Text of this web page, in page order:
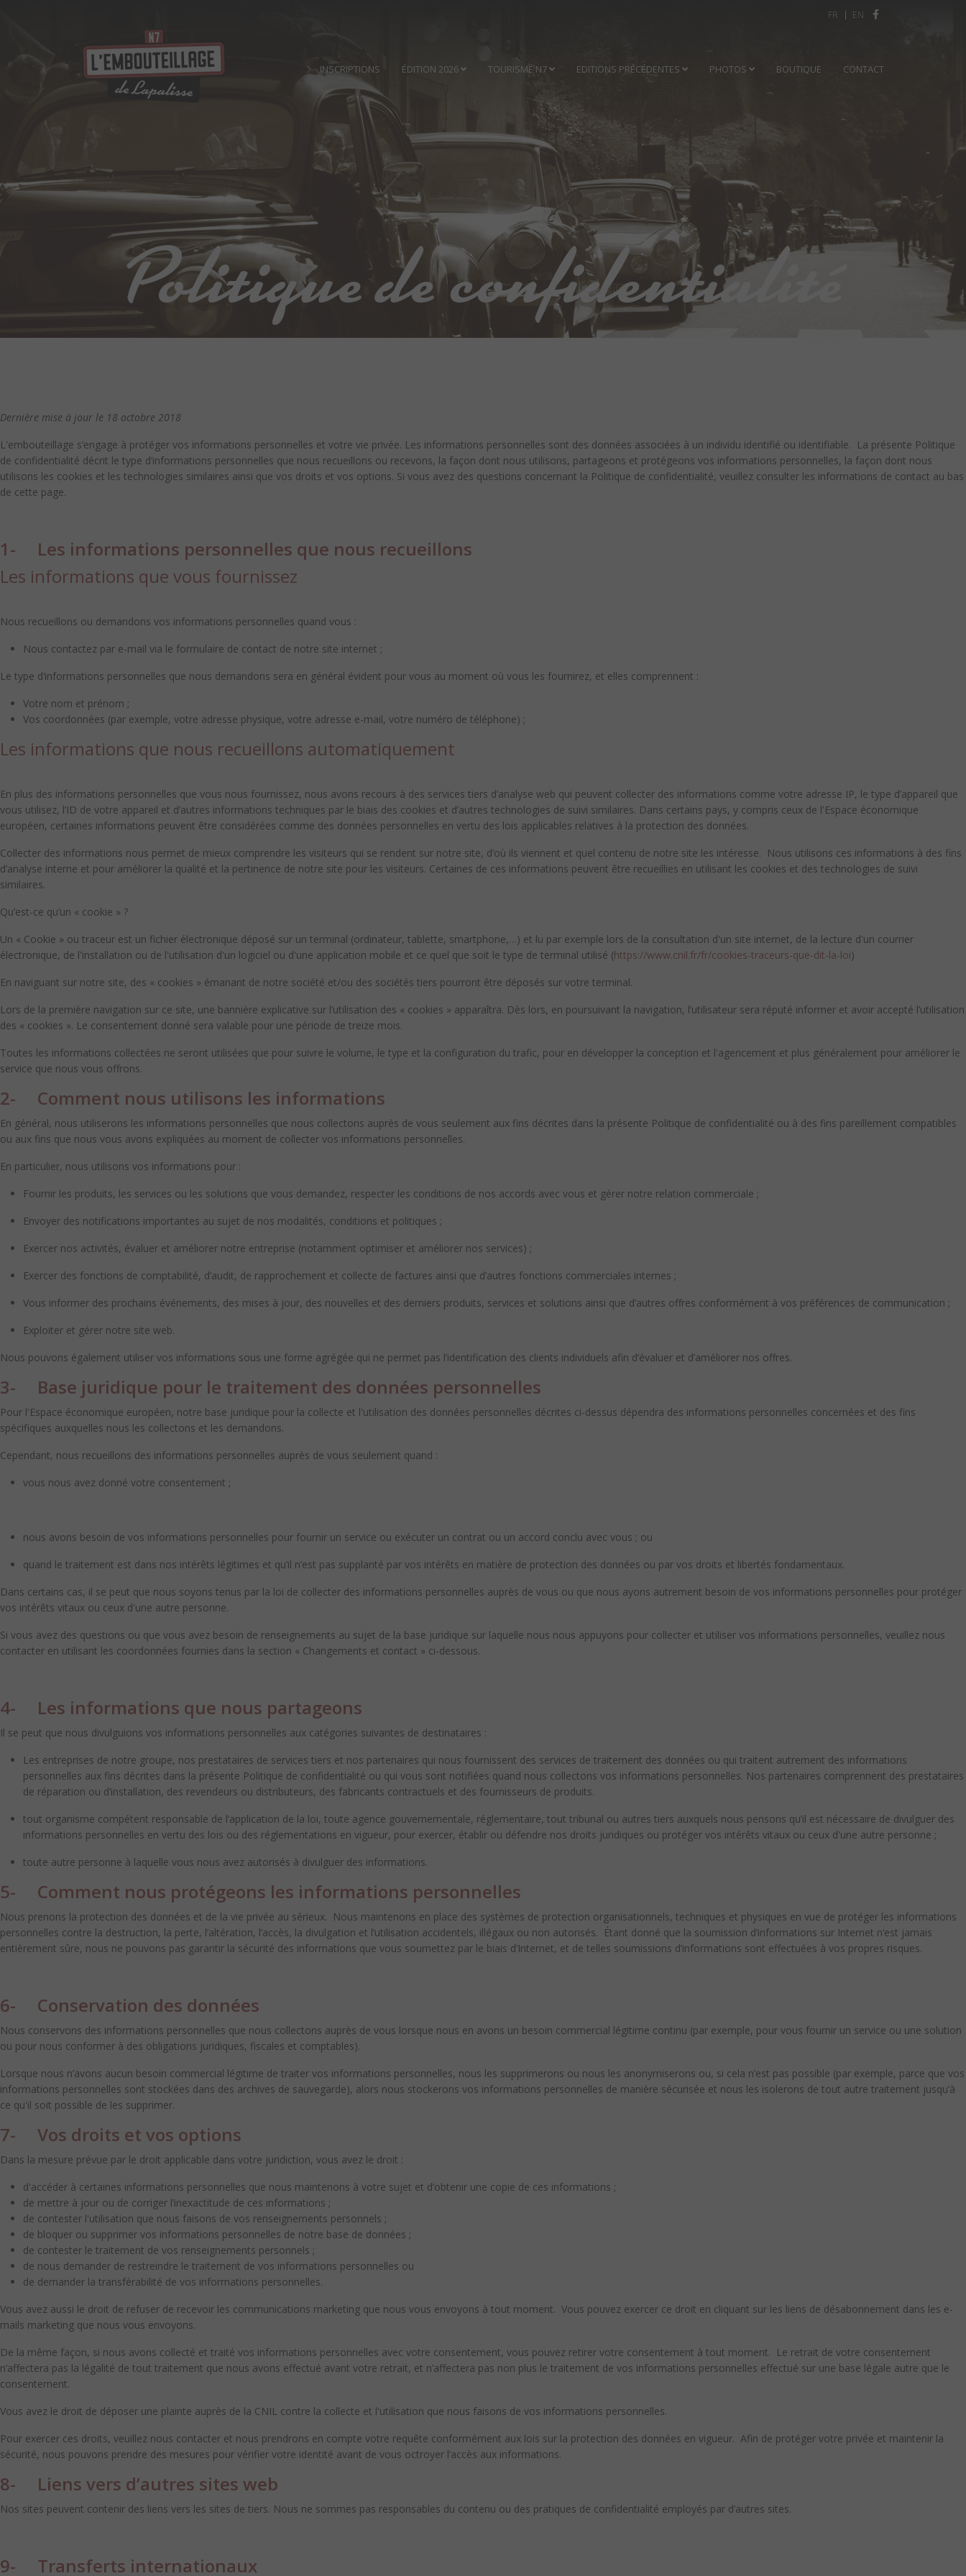
Sélectionnez votre langue
FR EN
INSCRIPTIONS ÉDITION 2026 TOURISME N7 EDITIONS PRÉCÉDENTES PHOTOS BOUTIQUE CONTACT
Politique de confidentialité
Dernière mise à jour le 18 octobre 2018
L'embouteillage s’engage à protéger vos informations personnelles et votre vie privée. Les informations personnelles sont des données associées à un individu identifié ou identifiable. La présente Politique
de confidentialité décrit le type d’informations personnelles que nous recueillons ou recevons, la façon dont nous utilisons, partageons et protégeons vos informations personnelles, la façon dont nous
utilisons les cookies et les technologies similaires ainsi que vos droits et vos options. Si vous avez des questions concernant la Politique de confidentialité, veuillez consulter les informations de contact au bas
de cette page.
1- Les informations personnelles que nous recueillons
Les informations que vous fournissez
Nous recueillons ou demandons vos informations personnelles quand vous :
Nous contactez par e-mail via le formulaire de contact de notre site internet ;
Le type d’informations personnelles que nous demandons sera en général évident pour vous au moment où vous les fournirez, et elles comprennent :
Votre nom et prénom ;
Vos coordonnées (par exemple, votre adresse physique, votre adresse e-mail, votre numéro de téléphone) ;
Les informations que nous recueillons automatiquement
En plus des informations personnelles que vous nous fournissez, nous avons recours à des services tiers d’analyse web qui peuvent collecter des informations comme votre adresse IP, le type d’appareil que
vous utilisez, l’ID de votre appareil et d’autres informations techniques par le biais des cookies et d’autres technologies de suivi similaires. Dans certains pays, y compris ceux de l'Espace économique
européen, certaines informations peuvent être considérées comme des données personnelles en vertu des lois applicables relatives à la protection des données.
Collecter des informations nous permet de mieux comprendre les visiteurs qui se rendent sur notre site, d’où ils viennent et quel contenu de notre site les intéresse. Nous utilisons ces informations à des fins
d’analyse interne et pour améliorer la qualité et la pertinence de notre site pour les visiteurs. Certaines de ces informations peuvent être recueillies en utilisant les cookies et des technologies de suivi
similaires.
Qu’est-ce qu’un « cookie » ?
Un « Cookie » ou traceur est un fichier électronique déposé sur un terminal (ordinateur, tablette, smartphone,…) et lu par exemple lors de la consultation d'un site internet, de la lecture d'un courrier
électronique, de l'installation ou de l'utilisation d'un logiciel ou d'une application mobile et ce quel que soit le type de terminal utilisé (https://www.cnil.fr/fr/cookies-traceurs-que-dit-la-loi)
En naviguant sur notre site, des « cookies » émanant de notre société et/ou des sociétés tiers pourront être déposés sur votre terminal.
Lors de la première navigation sur ce site, une bannière explicative sur l’utilisation des « cookies » apparaîtra. Dès lors, en poursuivant la navigation, l’utilisateur sera réputé informer et avoir accepté l’utilisation
des « cookies ». Le consentement donné sera valable pour une période de treize mois.
Toutes les informations collectées ne seront utilisées que pour suivre le volume, le type et la configuration du trafic, pour en développer la conception et l'agencement et plus généralement pour améliorer le
service que nous vous offrons.
2- Comment nous utilisons les informations
En général, nous utiliserons les informations personnelles que nous collectons auprès de vous seulement aux fins décrites dans la présente Politique de confidentialité ou à des fins pareillement compatibles
ou aux fins que nous vous avons expliquées au moment de collecter vos informations personnelles.
En particulier, nous utilisons vos informations pour :
Fournir les produits, les services ou les solutions que vous demandez, respecter les conditions de nos accords avec vous et gérer notre relation commerciale ;
Envoyer des notifications importantes au sujet de nos modalités, conditions et politiques ;
Exercer nos activités, évaluer et améliorer notre entreprise (notamment optimiser et améliorer nos services) ;
Exercer des fonctions de comptabilité, d’audit, de rapprochement et collecte de factures ainsi que d’autres fonctions commerciales internes ;
Vous informer des prochains événements, des mises à jour, des nouvelles et des derniers produits, services et solutions ainsi que d’autres offres conformément à vos préférences de communication ;
Exploiter et gérer notre site web.
Nous pouvons également utiliser vos informations sous une forme agrégée qui ne permet pas l’identification des clients individuels afin d’évaluer et d’améliorer nos offres.
3- Base juridique pour le traitement des données personnelles
Pour l'Espace économique européen, notre base juridique pour la collecte et l'utilisation des données personnelles décrites ci-dessus dépendra des informations personnelles concernées et des fins
spécifiques auxquelles nous les collectons et les demandons.
Cependant, nous recueillons des informations personnelles auprès de vous seulement quand :
vous nous avez donné votre consentement ;
nous avons besoin de vos informations personnelles pour fournir un service ou exécuter un contrat ou un accord conclu avec vous ; ou
quand le traitement est dans nos intérêts légitimes et qu’il n’est pas supplanté par vos intérêts en matière de protection des données ou par vos droits et libertés fondamentaux.
Dans certains cas, il se peut que nous soyons tenus par la loi de collecter des informations personnelles auprès de vous ou que nous ayons autrement besoin de vos informations personnelles pour protéger
vos intérêts vitaux ou ceux d'une autre personne.
Si vous avez des questions ou que vous avez besoin de renseignements au sujet de la base juridique sur laquelle nous nous appuyons pour collecter et utiliser vos informations personnelles, veuillez nous
contacter en utilisant les coordonnées fournies dans la section « Changements et contact » ci-dessous.
4- Les informations que nous partageons
Il se peut que nous divulguions vos informations personnelles aux catégories suivantes de destinataires :
Les entreprises de notre groupe, nos prestataires de services tiers et nos partenaires qui nous fournissent des services de traitement des données ou qui traitent autrement des informations
personnelles aux fins décrites dans la présente Politique de confidentialité ou qui vous sont notifiées quand nous collectons vos informations personnelles. Nos partenaires comprennent des prestataires
de réparation ou d’installation, des revendeurs ou distributeurs, des fabricants contractuels et des fournisseurs de produits.
tout organisme compétent responsable de l’application de la loi, toute agence gouvernementale, réglementaire, tout tribunal ou autres tiers auxquels nous pensons qu’il est nécessaire de divulguer des
informations personnelles en vertu des lois ou des réglementations en vigueur, pour exercer, établir ou défendre nos droits juridiques ou protéger vos intérêts vitaux ou ceux d'une autre personne ;
toute autre personne à laquelle vous nous avez autorisés à divulguer des informations.
5- Comment nous protégeons les informations personnelles
Nous prenons la protection des données et de la vie privée au sérieux. Nous maintenons en place des systèmes de protection organisationnels, techniques et physiques en vue de protéger les informations
personnelles contre la destruction, la perte, l’altération, l’accès, la divulgation et l’utilisation accidentels, illégaux ou non autorisés. Étant donné que la soumission d’informations sur Internet n’est jamais
entièrement sûre, nous ne pouvons pas garantir la sécurité des informations que vous soumettez par le biais d’Internet, et de telles soumissions d’informations sont effectuées à vos propres risques.
6- Conservation des données
Nous conservons des informations personnelles que nous collectons auprès de vous lorsque nous en avons un besoin commercial légitime continu (par exemple, pour vous fournir un service ou une solution
ou pour nous conformer à des obligations juridiques, fiscales et comptables).
Lorsque nous n’avons aucun besoin commercial légitime de traiter vos informations personnelles, nous les supprimerons ou nous les anonymiserons ou, si cela n’est pas possible (par exemple, parce que vos
informations personnelles sont stockées dans des archives de sauvegarde), alors nous stockerons vos informations personnelles de manière sécurisée et nous les isolerons de tout autre traitement jusqu’à
ce qu'il soit possible de les supprimer.
7- Vos droits et vos options
Dans la mesure prévue par le droit applicable dans votre juridiction, vous avez le droit :
d'accéder à certaines informations personnelles que nous maintenons à votre sujet et d’obtenir une copie de ces informations ;
de mettre à jour ou de corriger l’inexactitude de ces informations ;
de contester l'utilisation que nous faisons de vos renseignements personnels ;
de bloquer ou supprimer vos informations personnelles de notre base de données ;
de contester le traitement de vos renseignements personnels ;
de nous demander de restreindre le traitement de vos informations personnelles ou
de demander la transférabilité de vos informations personnelles.
Vous avez aussi le droit de refuser de recevoir les communications marketing que nous vous envoyons à tout moment. Vous pouvez exercer ce droit en cliquant sur les liens de désabonnement dans les e-
mails marketing que nous vous envoyons.
De la même façon, si nous avons collecté et traité vos informations personnelles avec votre consentement, vous pouvez retirer votre consentement à tout moment. Le retrait de votre consentement
n’affectera pas la légalité de tout traitement que nous avons effectué avant votre retrait, et n’affectera pas non plus le traitement de vos informations personnelles effectué sur une base légale autre que le
consentement.
Vous avez le droit de déposer une plainte auprès de la CNIL contre la collecte et l'utilisation que nous faisons de vos informations personnelles.
Pour exercer ces droits, veuillez nous contacter et nous prendrons en compte votre requête conformément aux lois sur la protection des données en vigueur. Afin de protéger votre privée et maintenir la
sécurité, nous pouvons prendre des mesures pour vérifier votre identité avant de vous octroyer l’accès aux informations.
8- Liens vers d’autres sites web
Nos sites peuvent contenir des liens vers les sites de tiers. Nous ne sommes pas responsables du contenu ou des pratiques de confidentialité employés par d’autres sites.
9- Transferts internationaux